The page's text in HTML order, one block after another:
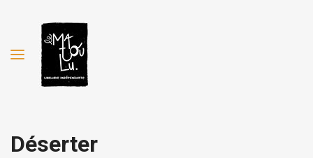
Déserter